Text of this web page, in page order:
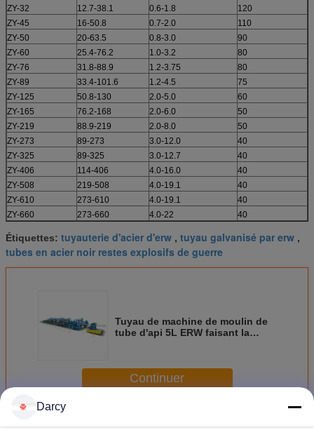
ZY-32
12.7-38.1 0.6-1.8
120
ZY-45
16-50.8 0.7-2.0
110
ZY-50
20-63.5 0.8-3.0
90
ZY-60
25.4-76.2 1.0-3.2
80
ZY-76
31.8-88.9 1.2-3.75
80
ZY-89
33.4-101.6 1.2-4.5
75
ZY-125
50.8-130 2.0-5.0
60
ZY-165
76.2-168 2.0-6.0
50
ZY-219
88.9-219 2.0-8.0
50
ZY-273
89-273 3.0-12.0
40
ZY-325
89-325 3.0-12.7
40
ZY-406
114-406 4.0-16.0
40
ZY-508
219-508 4.0-19.1
40
ZY-610
273-610 4.0-19.1
40
ZY-660
273-660 4.0-22 40
Étiquettes: tuyauterie d'acier d'erw , tuyau galvanisé par erw ,
tubes en acier noir restes explosifs de guerre
Tuyau de machine de moulin de
tube d'api 5L ERW faisant la
Continuer
Moulin de tube d'ERW
Darcy